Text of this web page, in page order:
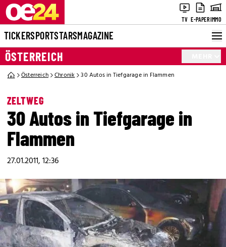
TV E-PAPERIMMO
TICKERSPORTSTARSMAGAZINE
ÖSTERREICH
Österreich Chronik 30 Autos in Tiefgarage in Flammen
ZELTWEG
30 Autos in Tiefgarage in
Flammen
27.01.2011, 12:36